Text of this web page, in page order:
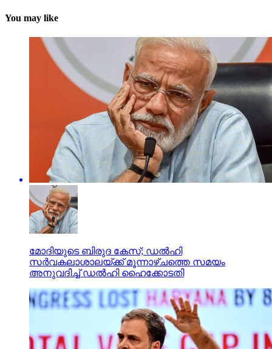
You may like
മോദിയുടെ ബിരുദ കേസ്; ഡല്‍ഹി
സര്‍വകലാശാലയ്ക്ക് മൂന്നാഴ്ചത്തെ സമയം
അനുവദിച്ച് ഡല്‍ഹി ഹൈക്കോടതി